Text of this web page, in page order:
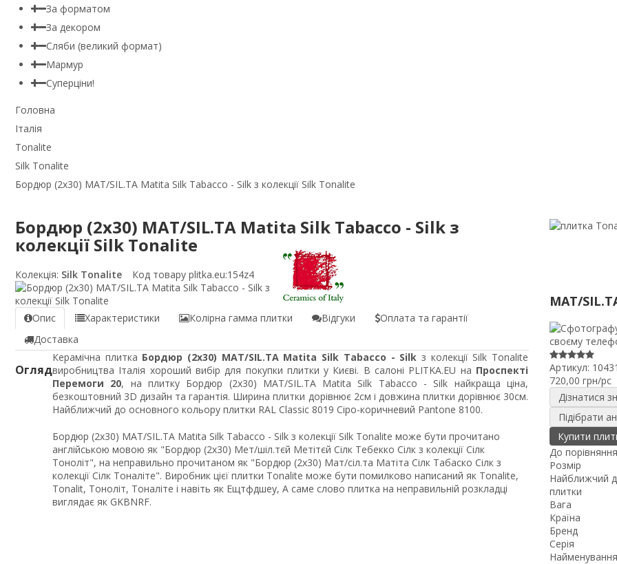
За форматом
За декором
Сляби (великий формат)
Мармур
Суперціни!
Головна
Італія
Tonalite
Silk Tonalite
Бордюр (2x30) MAT/SIL.TA Matita Silk Tabacco - Silk з колекції Silk Tonalite
Бордюр (2x30) MAT/SIL.TA Matita Silk Tabacco - Silk з
колекції Silk Tonalite
Колекція: Silk Tonalite Код товару plitka.eu:154z4
Опис Характеристики Колірна гамма плитки Відгуки
Оплата та гарантії
Доставка
Огляд
Керамічна плитка Бордюр (2x30) MAT/SIL.TA Matita Silk Tabacco - Silk з колекції Silk Tonalite
виробництва Італія хороший вибір для покупки плитки у Києві. В салоні PLITKA.EU на Проспекті
Перемоги 20, на плитку Бордюр (2x30) MAT/SIL.TA Matita Silk Tabacco - Silk найкраща ціна,
безкоштовний 3D дизайн та гарантія. Ширина плитки дорівнює 2см і довжина плитки дорівнює 30см.
Найближчий до основного кольору плитки RAL Classic 8019 Сіро-коричневий Pantone 8100.
Бордюр (2x30) MAT/SIL.TA Matita Silk Tabacco - Silk з колекції Silk Tonalite може бути прочитано
англійською мовою як "Бордюр (2x30) Мет/шіл.тєй Метітєй Сілк Тебекко Сілк з колекції Сілк
Тоноліт", на неправильно прочитаном як "Бордюр (2x30) Мат/сіл.та Матіта Сілк Табаско Сілк з
колекції Сілк Тоналіте". Виробник цієї плитки Tonalite може бути помилково написаний як Tonalite,
Tonalit, Тоноліт, Тоналіте і навіть як Ещтфдшеу, А саме слово плитка на неправильній розкладці
виглядає як GKBNRF.
MAT/
Артикул:
720,00 грн/pc
Дізнатися
Підібрати
Купити
До порівняння
Розмір
Найближчий
плитки
Вага
Країна
Бренд
Серія